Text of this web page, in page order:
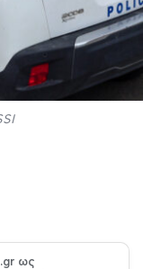
ως